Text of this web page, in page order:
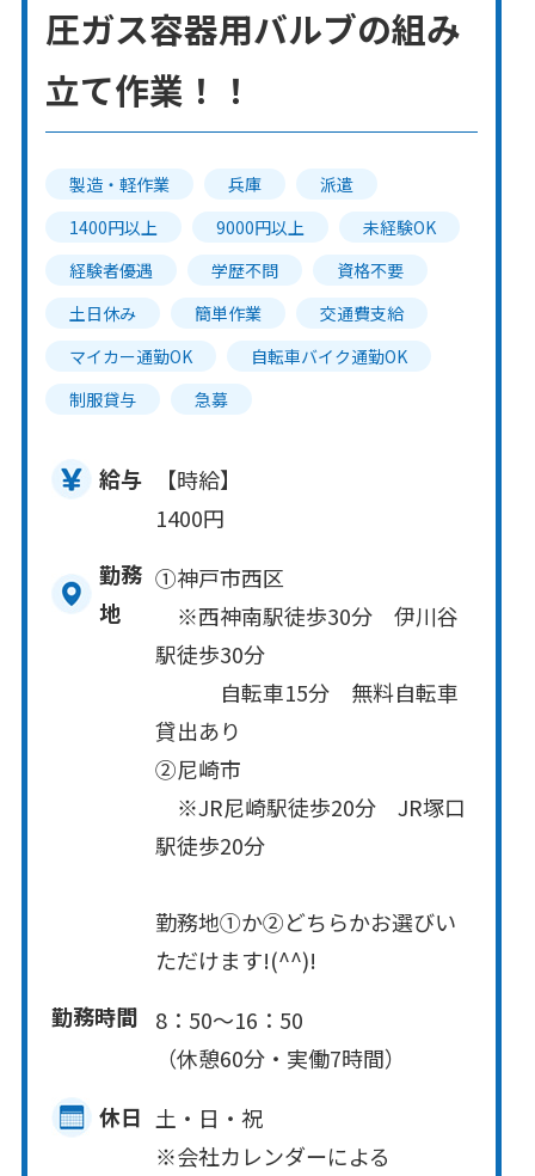
圧ガス容器用バルブの組み
立て作業！！
製造・軽作業 兵庫
派遣
1400円以上
9000円以上
未経験OK
経験者優遇
学歴不問
資格不要
土日休み
簡単作業
交通費支給
マイカー通勤OK
自転車バイク通勤OK
制服貸与
急募
給与
【時給】
1400円
勤務
地
①神戸市西区
※西神南駅徒歩30分 伊川谷
駅徒歩30分
自転車15分 無料自転車
貸出あり
②尼崎市
※JR尼崎駅徒歩20分 JR塚口
駅徒歩20分
勤務地①か②どちらかお選びい
ただけます!(^^)!
勤務時間
8：50～16：50
（休憩60分・実働7時間）
休日 土・日・祝
※会社カレンダーによる